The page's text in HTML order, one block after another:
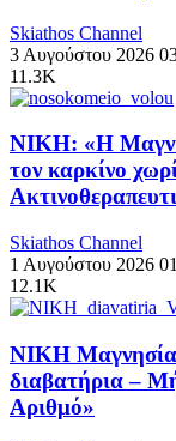
Skiathos Channel
3 Αυγούστου 2026
11.3K
ΝΙΚΗ: «Η
τον καρκίνο
Skiathos Channel
1 Αυγούστου 2026
12.1K
ΝΙΚΗ
διαβατήρια –
Αριθμό»